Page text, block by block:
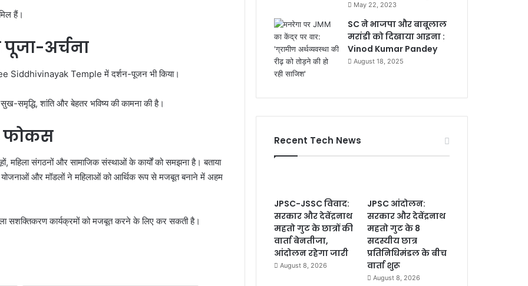
हैं।
पूजा-अर्चना
Siddhivinayak Temple में दर्शन-पूजन भी किया।
समृद्धि, शांति और बेहतर भविष्य की कामना की है।
फोकस
महिला संगठनों और सामाजिक संस्थाओं के कार्यों को समझना है। बताया
योजनाओं और मॉडलों ने महिलाओं को आर्थिक रूप से मजबूत बनाने में अहम
सशक्तिकरण कार्यक्रमों को मजबूत करने के लिए कर सकती है।
May 22, 2023
SC ने भाजपा और बाबूलाल
मरांडी को दिखाया आइना :
Vinod Kumar Pandey
August 18, 2025
Recent Tech News
JPSC-JSSC विवाद:
सरकार और देवेंद्रनाथ
महतो गुट के छात्रों की
वार्ता बेनतीजा,
आंदोलन रहेगा जारी
August 8, 2026
JPSC आंदोलन:
सरकार और देवेंद्रनाथ
महतो गुट के 8
सदस्यीय छात्र
प्रतिनिधिमंडल के बीच
वार्ता शुरू
August 8, 2026